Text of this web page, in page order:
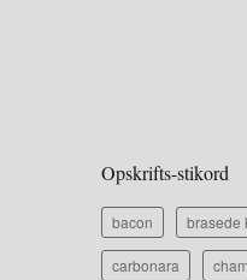
Opskrifts-stikord
bacon brasede
carbonara